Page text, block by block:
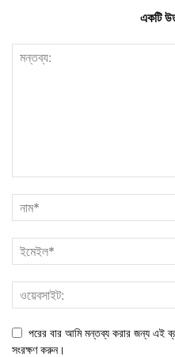
একটি
পরের বার আমি মন্তব্য করার জন্য এই
সংরক্ষণ করুন।